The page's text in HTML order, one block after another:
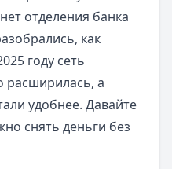
отделения банка
как
году сеть
расширилась, а
удобнее. Давайте
снять деньги без